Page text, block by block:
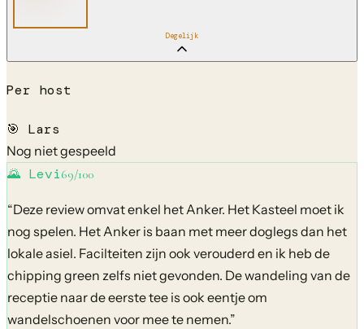
Degelijk
Per host
🎯 Lars
Nog niet gespeeld
🌄 Levi69/100
“Deze review omvat enkel het Anker. Het Kasteel moet ik
nog spelen. Het Anker is baan met meer doglegs dan het
lokale asiel. Facilteiten zijn ook verouderd en ik heb de
chipping green zelfs niet gevonden. De wandeling van de
receptie naar de eerste tee is ook eentje om
wandelschoenen voor mee te nemen.”